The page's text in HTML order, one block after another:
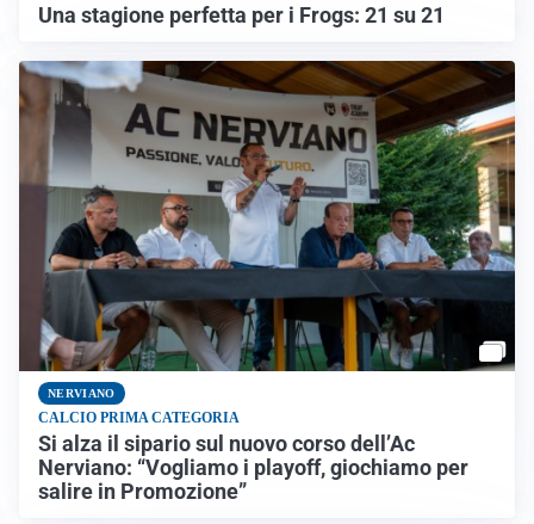
Una stagione perfetta per i Frogs: 21 su 21
NERVIANO
CALCIO PRIMA CATEGORIA
Si alza il sipario sul nuovo corso dell’Ac
Nerviano: “Vogliamo i playoff, giochiamo per
salire in Promozione”